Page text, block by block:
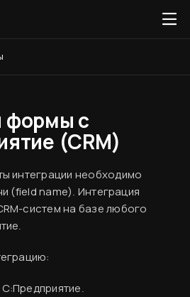
формы с
(CRM)
интеграции необходимо
(field name). Интеграция
систем на базе любого